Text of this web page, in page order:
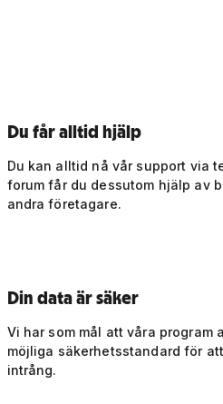
Du får alltid hjälp
Du kan alltid nå vår support via
forum får du dessutom hjälp av
andra företagare.
Din data är säker
Vi har som mål att våra program
möjliga säkerhetsstandard för
intrång.